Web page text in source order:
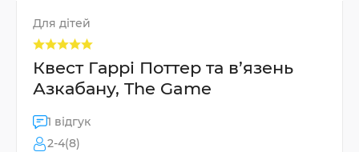
Для дітей
Квест Гаррі Поттер та в’язень
Азкабану, The Game
1 відгук
2-4(8)